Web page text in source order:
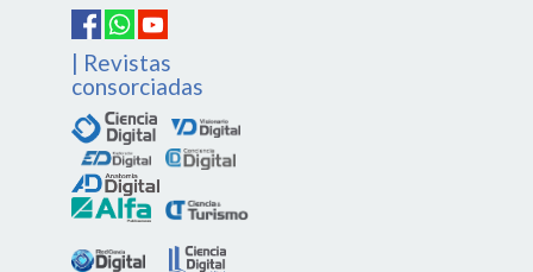
| Revistas
consorciadas